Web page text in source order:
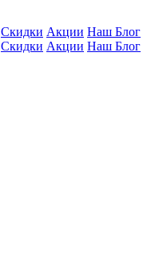
Скидки Акции Наш Блог
Скидки Акции Наш Блог